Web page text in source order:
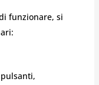
funzionare, si